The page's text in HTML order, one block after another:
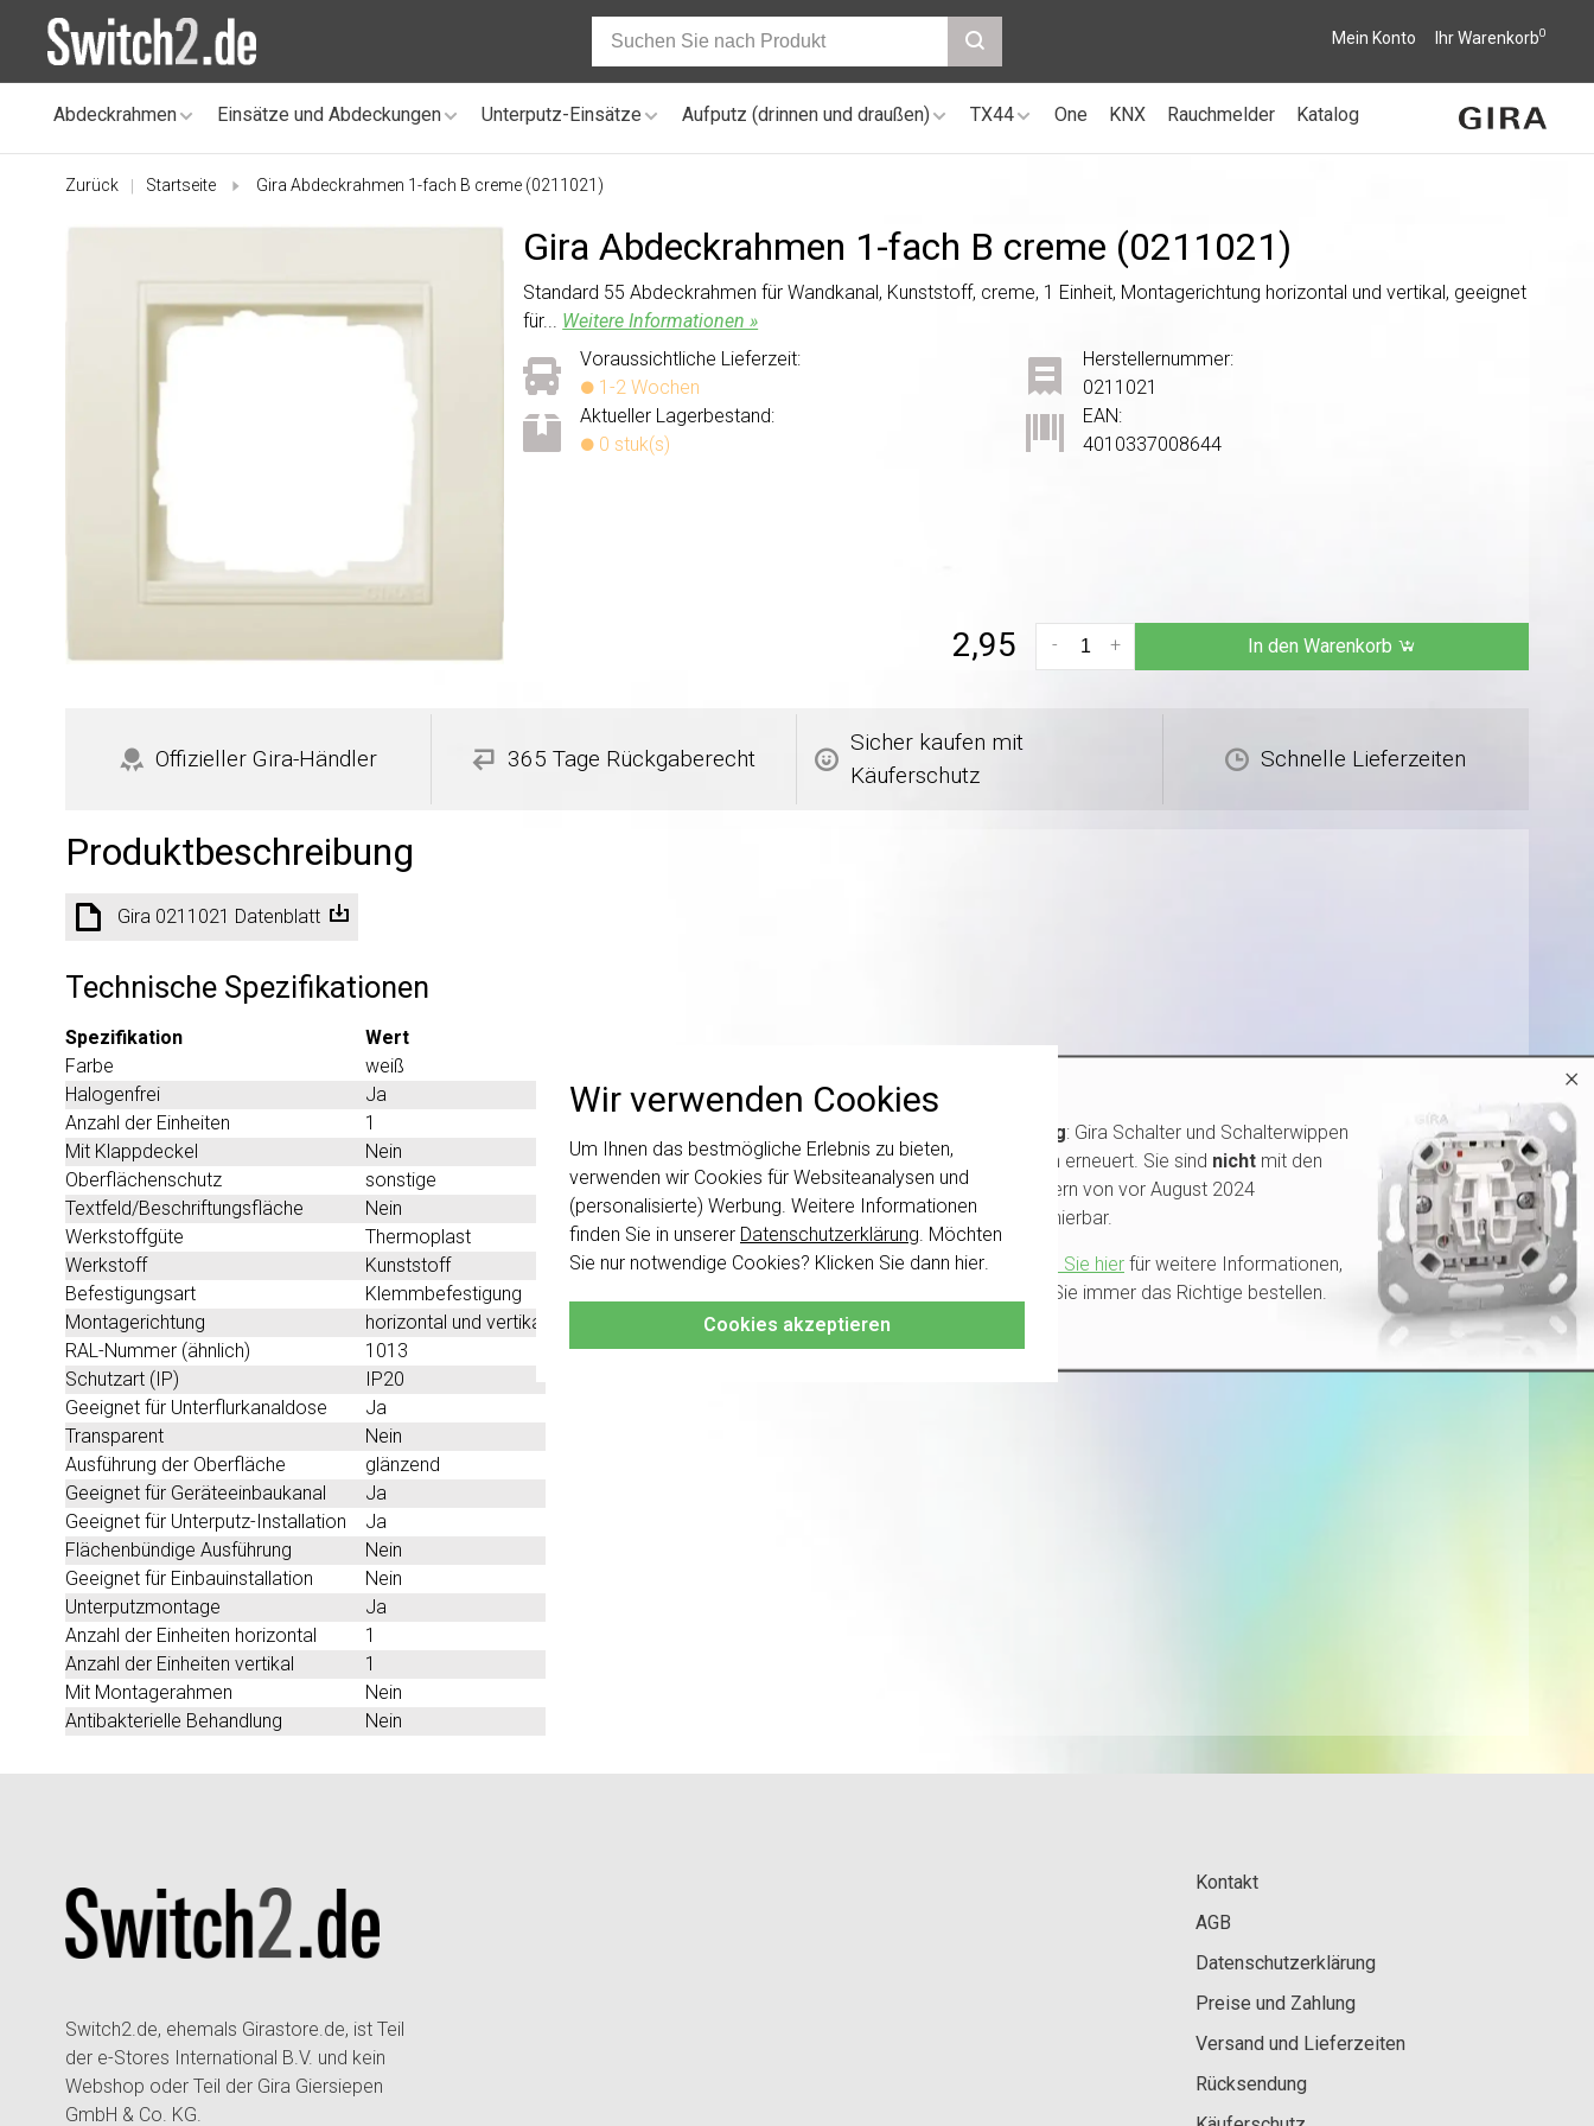
Wir verwenden Cookies
Um Ihnen das bestmögliche Erlebnis zu bieten,
verwenden wir Cookies für Websiteanalysen und
(personalisierte) Werbung. Weitere Informationen
finden Sie in unserer Datenschutzerklärung . Möchten
Sie nur notwendige Cookies? Klicken Sie dann hier
Cookies akzeptieren
Mein Konto Ihr Warenkorb0
Abdeckrahmen Einsätze und Abdeckungen Unterputz-Einsätze Aufputz (drinnen und draußen) TX44 One KNX Rauchmelder Katalog
Zurück Startseite Gira Abdeckrahmen 1-fach B creme (0211021)
Gira Abdeckrahmen 1-fach B creme (0211021)
Standard 55 Abdeckrahmen für Wandkanal, Kunststoff, creme, 1 Einheit, Montagerichtung horizontal und vertikal, geeignet
für... Weitere Informationen »
Voraussichtliche Lieferzeit:
1-2 Wochen
Aktueller Lagerbestand:
0 stuk(s)
Herstellernummer:
0211021
EAN:
4010337008644
2,95 +
- In den Warenkorb
Offizieller Gira-Händler 365 Tage Rückgaberecht
Sicher kaufen mit
Käuferschutz
Schnelle Lieferzeiten
Produktbeschreibung
Gira 0211021 Datenblatt
Technische Spezifikationen
Spezifikation
Wert
Farbe
weiß
Halogenfrei
Ja
Anzahl der Einheiten
1
Mit Klappdeckel
Nein
Oberflächenschutz
sonstige
Textfeld/Beschriftungsfläche
Nein
Werkstoffgüte
Thermoplast
Werkstoff
Kunststoff
Befestigungsart
Klemmbefestigung
Montagerichtung
horizontal und vertikal
RAL-Nummer (ähnlich)
1013
Schutzart (IP)
IP20
Geeignet für Unterflurkanaldose
Ja
Transparent
Nein
Ausführung der Oberfläche
glänzend
Geeignet für Geräteeinbaukanal
Ja
Geeignet für Unterputz-Installation
Ja
Flächenbündige Ausführung
Nein
Geeignet für Einbauinstallation
Nein
Unterputzmontage
Ja
Anzahl der Einheiten horizontal
1
Anzahl der Einheiten vertikal
1
Mit Montagerahmen
Nein
Antibakterielle Behandlung
Nein
Switch2.de, ehemals Girastore.de, ist Teil
der e-Stores International B.V. und kein
Webshop oder Teil der Gira Giersiepen
GmbH & Co. KG.
Kontakt
AGB
Datenschutzerklärung
Preise und Zahlung
Versand und Lieferzeiten
Rücksendung
×
Wichtig: Gira Schalter und Schalterwippen
wurden erneuert. Sie sind nicht mit den
Schaltern von vor August 2024
kombinierbar.
Klicken Sie hier für weitere Informationen,
damit Sie immer das Richtige bestellen.